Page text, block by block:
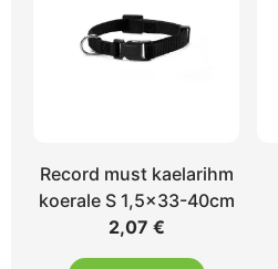
Record must kaelarihm
koerale S 1,5×33-40cm
2,07 €